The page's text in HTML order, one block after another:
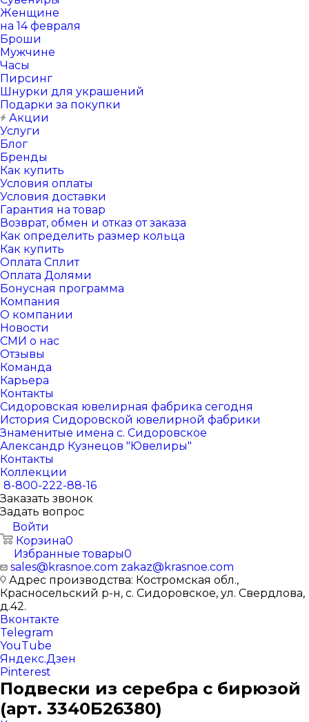
Женщине
на 14 февраля
Броши
Мужчине
Часы
Пирсинг
Шнурки для украшений
Подарки за покупки
Акции
Услуги
Блог
Бренды
Как купить
Условия оплаты
Условия доставки
Гарантия на товар
Возврат, обмен и отказ от заказа
Как определить размер кольца
Как купить
Оплата Сплит
Оплата Долями
Бонусная программа
Компания
О компании
Новости
СМИ о нас
Отзывы
Команда
Карьера
Контакты
Сидоровская ювелирная фабрика сегодня
История Сидоровской ювелирной фабрики
Знаменитые имена с. Сидоровское
Александр Кузнецов "Ювелиры"
Контакты
Коллекции
8-800-222-88-16
Заказать звонок
Задать вопрос
Войти
Корзина0
Избранные товары0
sales@krasnoe.com zakaz@krasnoe.com
Адрес производства: Костромская обл.,
Красносельский р-н, с. Сидоровское, ул. Свердлова,
д.42.
Вконтакте
Telegram
YouTube
Яндекс.Дзен
Pinterest
Подвески из серебра с бирюзой
(арт. 3340Б26380)